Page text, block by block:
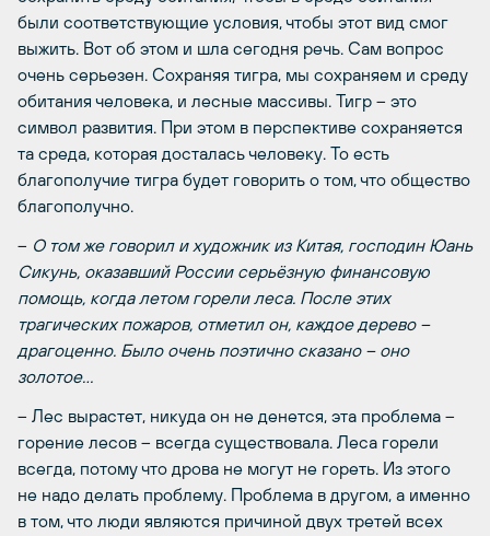
были соответствующие условия, чтобы этот вид смог
выжить. Вот об этом и шла сегодня речь. Сам вопрос
очень серьезен. Сохраняя тигра, мы сохраняем и среду
обитания человека, и лесные массивы. Тигр – это
символ развития. При этом в перспективе сохраняется
та среда, которая досталась человеку. То есть
благополучие тигра будет говорить о том, что общество
благополучно.
– О том же говорил и художник из Китая, господин Юань
Сикунь, оказавший России серьёзную финансовую
помощь, когда летом горели леса. После этих
трагических пожаров, отметил он, каждое дерево –
драгоценно. Было очень поэтично сказано – оно
золотое…
– Лес вырастет, никуда он не денется, эта проблема –
горение лесов – всегда существовала. Леса горели
всегда, потому что дрова не могут не гореть. Из этого
не надо делать проблему. Проблема в другом, а именно
в том, что люди являются причиной двух третей всех